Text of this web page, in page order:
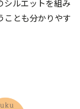
シルエットを組み
ことも分かりやす